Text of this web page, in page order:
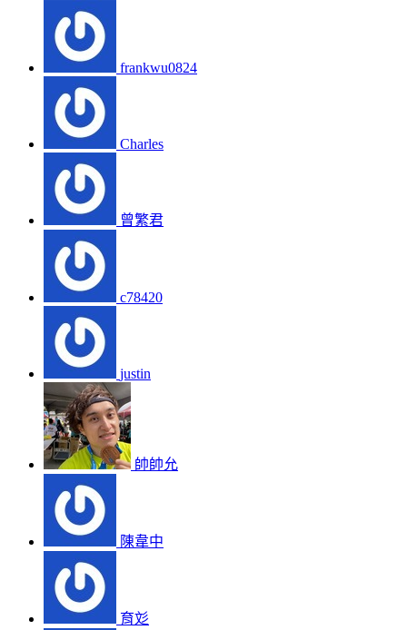
frankwu0824
Charles
曾繁君
c78420
justin
帥帥允
陳韋中
育彣